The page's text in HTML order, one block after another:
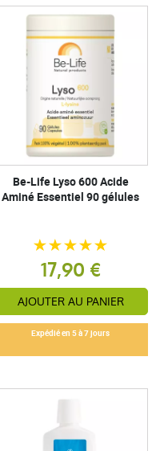
Be-Life Lyso 600 Acide
Aminé Essentiel 90 gélules
17,90 €
AJOUTER AU PANIER
Expédié en 5 à 7 jours